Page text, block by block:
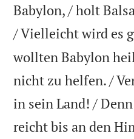
Babylon, / holt
/ Vielleicht wird es
wollten Babylon
nicht zu helfen. /
in sein Land! /
reicht bis an den